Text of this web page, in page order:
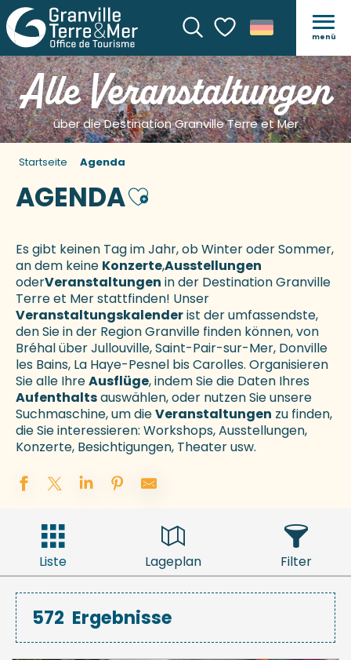
SucheVoir les favoris
menü
Alle Veranstaltungen
über die Destination Granville Terre et Mer
Startseite Agenda
AGENDAAjouter aux favoris
Es gibt keinen Tag im Jahr, ob Winter oder Sommer,
an dem keine Konzerte,Ausstellungen
oderVeranstaltungen in der Destination Granville
Terre et Mer stattfinden! Unser
Veranstaltungskalenderist der umfassendste,
den Sie in der Region Granville finden können, von
Bréhal über Jullouville, Saint-Pair-sur-Mer, Donville
les Bains, La Haye-Pesnel bis Carolles. Organisieren
Sie alle IhreAusflüge, indem Sie die Daten Ihres
Aufenthaltsauswählen, oder nutzen Sie unsere
Suchmaschine, um dieVeranstaltungen zu finden,
die Sie interessieren: Workshops, Ausstellungen,
Konzerte, Besichtigungen, Theater usw.
Liste Lageplan Filter
572 Ergebnisse